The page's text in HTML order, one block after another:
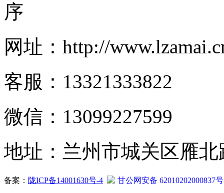
序
网址：http://
客服：13321333822
微信：13099227599
地址：兰州市城关区雁北
备案： 陇ICP备14001630号-4 甘公网安备 62010202000837号